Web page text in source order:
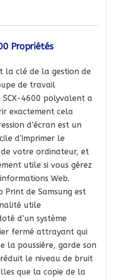
Propriétés
la clé de la gestion de
de travail
4600 polyvalent a
exactement cela
d’écran est un
d’imprimer le
votre ordinateur, et
utile si vous gérez
Web.
Print de Samsung est
utile
d’un système
fermé attrayant qui
la poussière, garde son
le niveau de bruit
que la copie de la